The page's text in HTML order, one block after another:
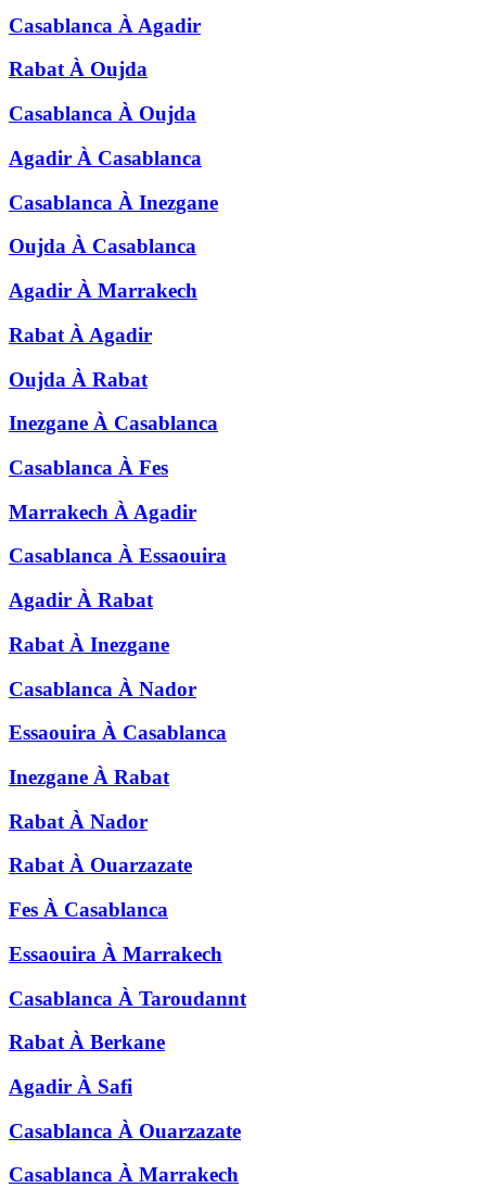
Casablanca À Agadir
Rabat À Oujda
Casablanca À Oujda
Agadir À Casablanca
Casablanca À Inezgane
Oujda À Casablanca
Agadir À Marrakech
Rabat À Agadir
Oujda À Rabat
Inezgane À Casablanca
Casablanca À Fes
Marrakech À Agadir
Casablanca À Essaouira
Agadir À Rabat
Rabat À Inezgane
Casablanca À Nador
Essaouira À Casablanca
Inezgane À Rabat
Rabat À Nador
Rabat À Ouarzazate
Fes À Casablanca
Essaouira À Marrakech
Casablanca À Taroudannt
Rabat À Berkane
Agadir À Safi
Casablanca À Ouarzazate
Casablanca À Marrakech